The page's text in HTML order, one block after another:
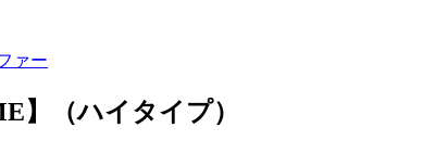
ァー
】（ハイタイプ）